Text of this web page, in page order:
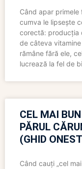
Când apar
cumva le lipsește
corectă: producția
de câteva
rămâne fără ele,
lucrează la fel de
CEL MAI
PĂRUL
(GHID
Când cauți „cel